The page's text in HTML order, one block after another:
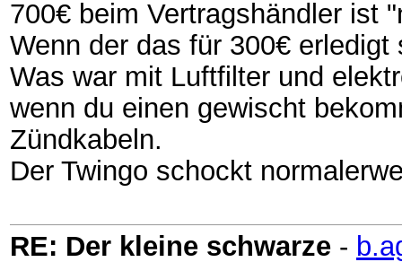
700€ beim Vertragshändler ist
Wenn der das für 300€
Was war mit Luftfilter und
wenn du einen gewischt
Zündkabeln.
Der Twingo schockt
RE: Der kleine schwarze -